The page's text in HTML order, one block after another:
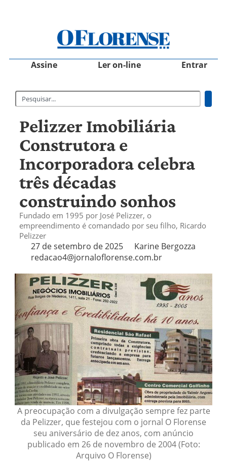
Assine Ler on-line Entrar
Pelizzer Imobiliária
Construtora e
Incorporadora celebra
três décadas
construindo sonhos
Fundado em 1995 por José Pelizzer, o
empreendimento é comandado por seu filho, Ricardo
Pelizzer
27 de setembro de 2025
Karine Bergozza
redacao4@jornaloflorense.com.br
A preocupação com a divulgação sempre fez parte
da Pelizzer, que festejou com o jornal O Florense
seu aniversário de dez anos, com anúncio
publicado em 26 de novembro de 2004 (Foto:
Arquivo O Florense)